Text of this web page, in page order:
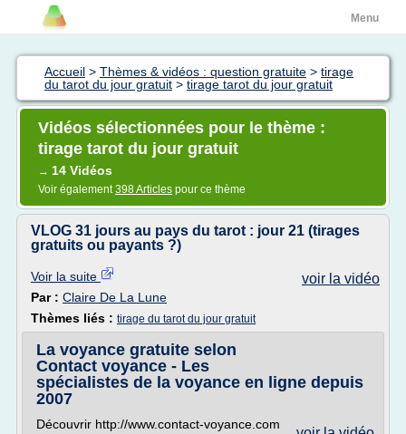
Menu
Accueil > Thèmes & vidéos : question gratuite > tirage
du tarot du jour gratuit > tirage tarot du jour gratuit
Vidéos sélectionnées pour le thème :
tirage tarot du jour gratuit
→ 14 Vidéos
Voir également398 Articles pour ce thème
VLOG 31 jours au pays du tarot : jour 21 (tirages
gratuits ou payants ?)
voir la vidéo
Voir la suite
Par : Claire De La Lune
Thèmes liés : tirage du tarot du jour gratuit
La voyance gratuite selon
Contact voyance - Les
spécialistes de la voyance en ligne depuis
2007
Découvrir http://www.contact-voyance.com